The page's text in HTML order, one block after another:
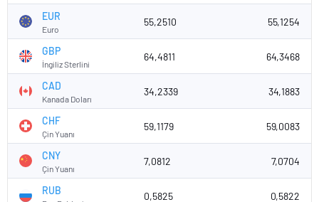
EUR
Euro
55,2510 55,1254
GBP
İngiliz Sterlini
64,4811 64,3468
CAD
Kanada Doları
34,2339 34,1883
CHF
Çin Yuanı
59,1179 59,0083
CNY
Çin Yuanı
7,0812 7,0704
RUB 0,5825 0,5822